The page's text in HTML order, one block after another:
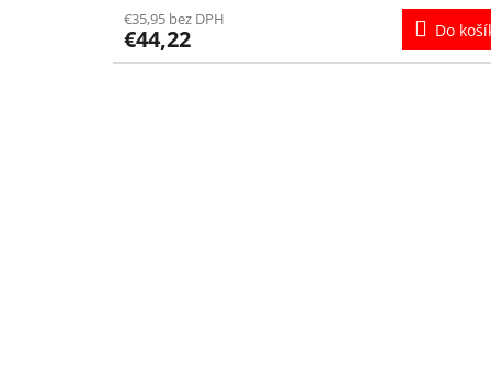
€35,95 bez DPH
€44,22 Do